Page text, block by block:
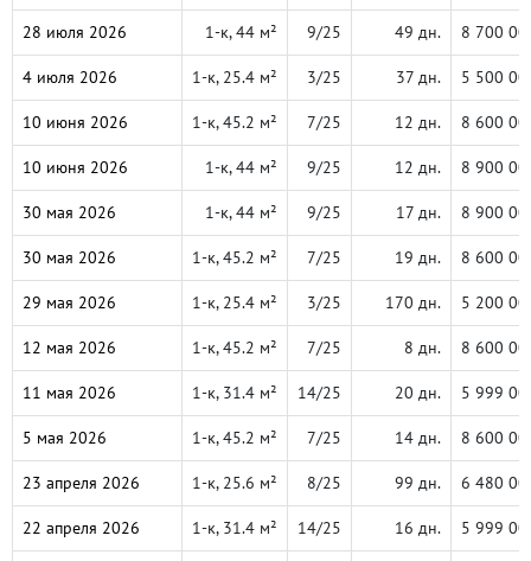
28 июля 2026 1-к, 44 м² 9/25 49 дн. 8 700
4 июля 2026 1-к, 25.4 м² 3/25 37 дн. 5 500
10 июня 2026 1-к, 45.2 м² 7/25 12 дн. 8 600
10 июня 2026 1-к, 44 м² 9/25 12 дн. 8 900
30 мая 2026 1-к, 44 м² 9/25 17 дн. 8 900
30 мая 2026 1-к, 45.2 м² 7/25 19 дн. 8 600
29 мая 2026 1-к, 25.4 м² 3/25 170 дн. 5 200
12 мая 2026 1-к, 45.2 м² 7/25 8 дн. 8 600
11 мая 2026 1-к, 31.4 м² 14/25 20 дн. 5 999
5 мая 2026 1-к, 45.2 м² 7/25 14 дн. 8 600
23 апреля 2026 1-к, 25.6 м² 8/25 99 дн. 6 480
22 апреля 2026 1-к, 31.4 м² 14/25 16 дн. 5 999